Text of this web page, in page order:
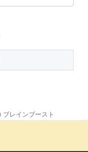
ブレインブースト